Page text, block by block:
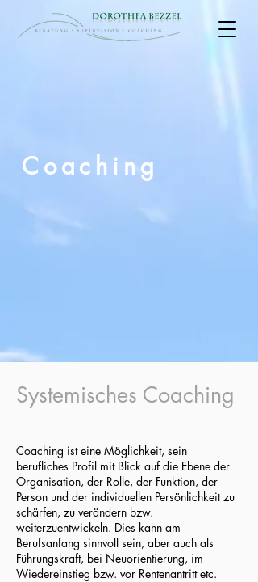
Coaching
Systemisches Coaching
Coaching ist eine Möglichkeit, sein
berufliches Profil mit Blick auf die Ebene der
Organisation, der Rolle, der Funktion, der
Person und der individuellen Persönlichkeit zu
schärfen, zu verändern bzw.
weiterzuentwickeln. Dies kann am
Berufsanfang sinnvoll sein, aber auch als
Führungskraft, bei Neuorientierung, im
Wiedereinstieg bzw. vor Rentenantritt etc.